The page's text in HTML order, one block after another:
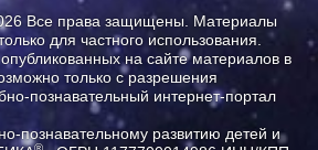
Все права защищены. Материалы
для частного использования.
на сайте материалов в
только с разрешения
познавательный интернет-портал
познавательному развитию детей и